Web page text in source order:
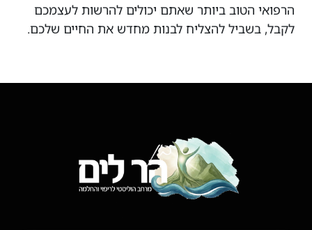
הרפואי הטוב ביותר שאתם יכולים להרשות לעצמכם
לקבל, בשביל להצליח לבנות מחדש את החיים שלכם.